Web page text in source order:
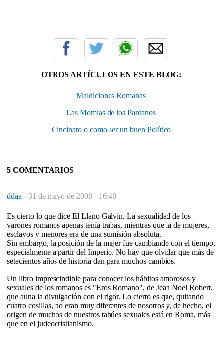
OTROS ARTÍCULOS EN ESTE BLOG:
Maldiciones Romanas
Las Momias de los Pantanos
Cincinato o como ser un buen Político
5 COMENTARIOS
ddaa - 31 de mayo de 2008 - 16:48
Es cierto lo que dice El Llano Galvín. La sexualidad de los
varones romanos apenas tenía trabas, mientras que la de mujeres,
esclavos y menores era de una sumisión absoluta.
Sin embargo, la posición de la mujer fue cambiando con el tiempo,
especialmente a partir del Imperio. No hay que olvidar que más de
setecientos años de historia dan para muchos cambios.
Un libro imprescindible para conocer los hábitos amorosos y
sexuales de los romanos es "Eros Romano", de Jean Noel Robert,
que auna la divulgación con el rigor. Lo cierto es que, quitando
cuatro cosillas, no eran muy diferentes de nosotros y, de hecho, el
origen de muchos de nuestros tabúes sexuales está en Roma, más
que en el judeocristianismo.